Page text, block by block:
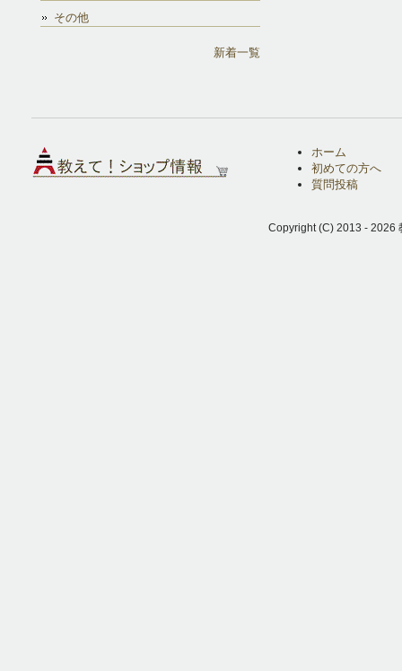
その他
新着一覧
ホーム
初めての方へ
質問投稿
Copyright (C) 2013 - 2026